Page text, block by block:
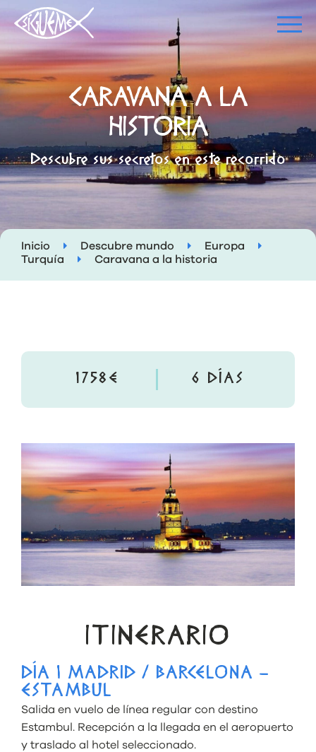
CARAVANA A LA
HISTORIA
Descubre sus secretos en este recorrido
Inicio Descubre mundo
Europa
Turquía
Caravana a la historia
1758€ 6 DÍAS
ITINERARIO
DÍA 1 MADRID / BARCELONA –
ESTAMBUL
Salida en vuelo de línea regular con destino
Estambul. Recepción a la llegada en el aeropuerto
y traslado al hotel seleccionado.